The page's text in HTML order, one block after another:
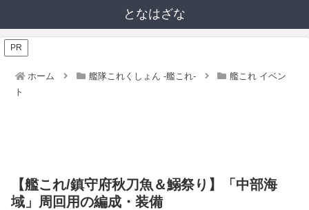
となはざな
PR
ホーム 艦隊これくしょん -艦これ-
艦これ イベン
ト
【艦これ/鎮守府秋刀魚＆鰯祭り】「中部海
域」周回用の編成・装備